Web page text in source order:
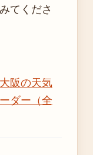
てくださ
大阪の天気
ダー（全